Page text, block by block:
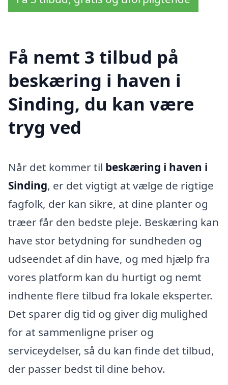
Få nemt 3 tilbud på
beskæring i haven i
Sinding, du kan være
tryg ved
Når det kommer til beskæring i haven i
Sinding, er det vigtigt at vælge de rigtige
fagfolk, der kan sikre, at dine planter og
træer får den bedste pleje. Beskæring kan
have stor betydning for sundheden og
udseendet af din have, og med hjælp fra
vores platform kan du hurtigt og nemt
indhente flere tilbud fra lokale eksperter.
Det sparer dig tid og giver dig mulighed
for at sammenligne priser og
serviceydelser, så du kan finde det tilbud,
der passer bedst til dine behov.